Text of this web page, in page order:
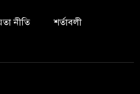
নীতি শর্তাবলী